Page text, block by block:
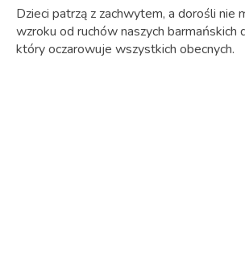
Dzieci patrzą z zachwytem, a dorośli nie
wzroku od ruchów naszych barmańskich
który oczarowuje wszystkich obecnych.